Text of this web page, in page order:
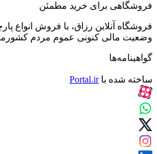
فروشگاهی برای خرید مطمئن
فروشگاه آنلاین رزاق، با فروش
وضعیت مالی کنونی عموم مردم
گواهینامه‌ها
ساخته شده باPortal.ir